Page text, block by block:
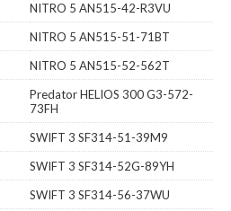
NITRO 5 AN515-42-R3VU
NITRO 5 AN515-51-71BT
NITRO 5 AN515-52-562T
Predator HELIOS 300 G3-572-
73FH
SWIFT 3 SF314-51-39M9
SWIFT 3 SF314-52G-89YH
SWIFT 3 SF314-56-37WU